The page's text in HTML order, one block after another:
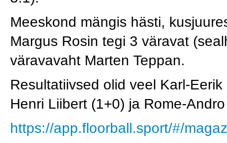
Meeskond mängis hästi,
Margus Rosin tegi 3 väravat
väravavaht Marten Teppan.
Resultatiivsed olid veel Karl-
Henri Liibert (1+0) ja Rome-
https://app.floorball.sport/#/